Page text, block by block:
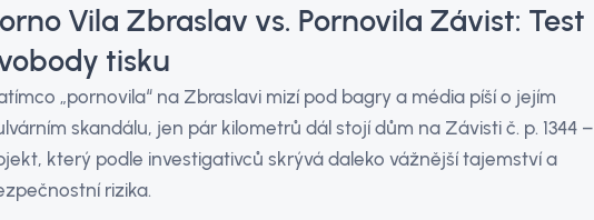
Vila Zbraslav vs. Pornovila Závist: Test
tisku
„pornovila“ na Zbraslavi mizí pod bagry a média píší o jejím
skandálu, jen pár kilometrů dál stojí dům na Závisti č. p. 1344 –
který podle investigativců skrývá daleko vážnější tajemství a
rizika.